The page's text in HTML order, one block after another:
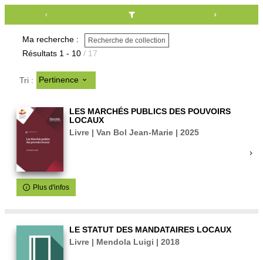
Ma recherche : Recherche de collection
Résultats 1 - 10 / 17
Tri : Pertinence
LES MARCHÉS PUBLICS DES POUVOIRS
LOCAUX
Livre | Van Bol Jean-Marie | 2025
Plus d'infos
LE STATUT DES MANDATAIRES LOCAUX
Livre | Mendola Luigi | 2018